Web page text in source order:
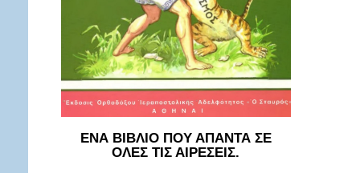
ΕΝΑ ΒΙΒΛΙΟ ΠΟΥ ΑΠΑΝΤΑ ΣΕ
ΟΛΕΣ ΤΙΣ ΑΙΡΕΣΕΙΣ.